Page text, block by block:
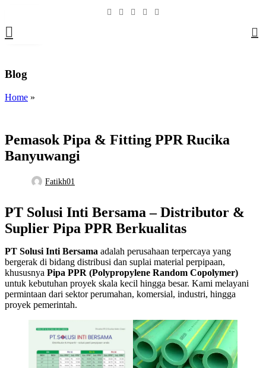
Blog
Home »
Pemasok Pipa & Fitting PPR Rucika
Banyuwangi
Fatikh01
PT Solusi Inti Bersama – Distributor &
Suplier Pipa PPR Berkualitas
PT Solusi Inti Bersama adalah perusahaan terpercaya yang
bergerak di bidang distribusi dan suplai material perpipaan,
khususnya Pipa PPR (Polypropylene Random Copolymer)
untuk kebutuhan proyek skala kecil hingga besar. Kami melayani
permintaan dari sektor perumahan, komersial, industri, hingga
proyek pemerintah.